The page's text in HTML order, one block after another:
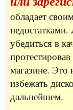
обладает
убедиться в
магазине. Это
избежать
дальнейшем.